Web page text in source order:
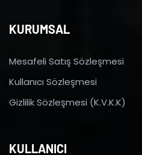
KURUMSAL
Mesafeli Satış Sözleşmesi
Kullanıcı Sözleşmesi
Gizlilik Sözleşmesi (K.V.K.K)
KULLANICI